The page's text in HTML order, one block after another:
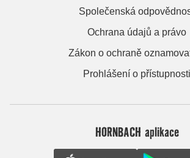
Společenská
Ochrana údajů a právo
Zákon o ochraně
Prohlášení o přístupnosti
HORNBACH aplikace